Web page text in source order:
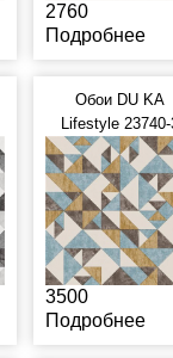
2760
Подробнее
Обои DU KA
Lifestyle
3500
Подробнее